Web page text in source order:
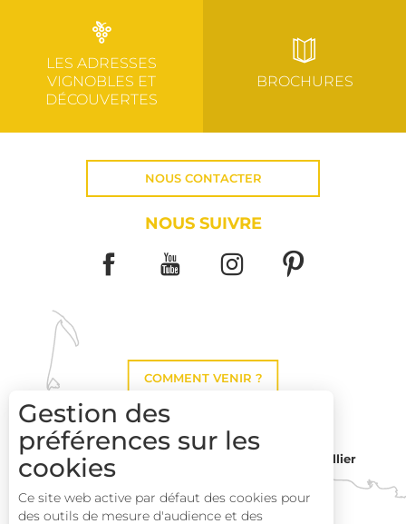
LES ADRESSES
VIGNOBLES ET
DÉCOUVERTES
BROCHURES
NOUS CONTACTER
NOUS SUIVRE
COMMENT VENIR ?
Montpellier
Gestion des
préférences sur les
cookies
Ce site web active par défaut des cookies pour
des outils de mesure d'audience et des